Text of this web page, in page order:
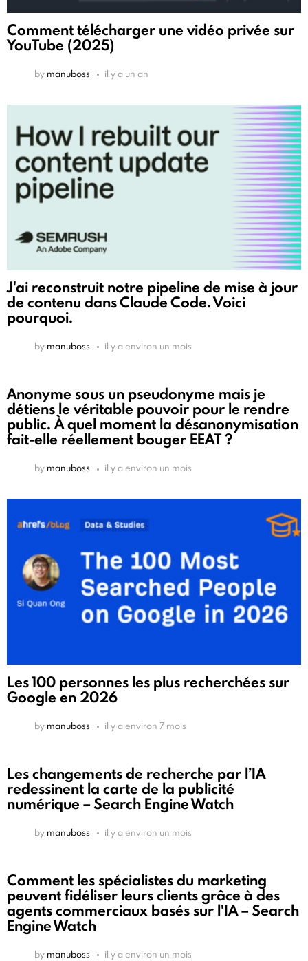
Comment télécharger une vidéo privée sur
YouTube (2025)
by manuboss il y a un an
J'ai reconstruit notre pipeline de mise à jour
de contenu dans Claude Code. Voici
pourquoi.
by manuboss il y a environ un mois
Anonyme sous un pseudonyme mais je
détiens le véritable pouvoir pour le rendre
public. À quel moment la désanonymisation
fait-elle réellement bouger EEAT ?
by manuboss il y a environ un mois
Les 100 personnes les plus recherchées sur
Google en 2026
by manuboss il y a environ 7 mois
Les changements de recherche par l’IA
redessinent la carte de la publicité
numérique – Search Engine Watch
by manuboss il y a environ un mois
Comment les spécialistes du marketing
peuvent fidéliser leurs clients grâce à des
agents commerciaux basés sur l'IA – Search
Engine Watch
by manuboss il y a environ un mois